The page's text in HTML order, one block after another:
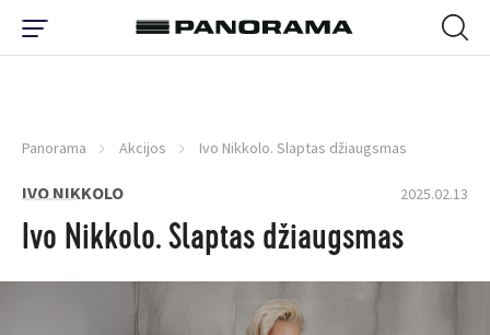
Panorama Akcijos Ivo Nikkolo. Slaptas džiaugsmas
IVO NIKKOLO 2025.02.13
Ivo Nikkolo. Slaptas džiaugsmas